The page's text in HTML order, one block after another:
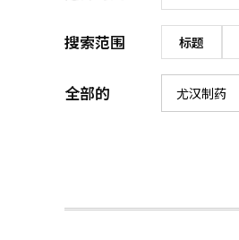
搜索范围 标题
全部的